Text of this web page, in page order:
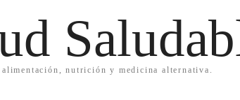
alimentación, nutrición y medicina alternativa.